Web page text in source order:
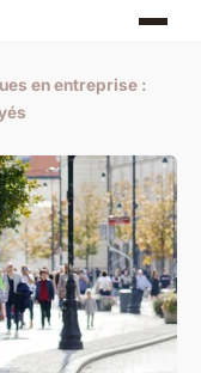
en entreprise :